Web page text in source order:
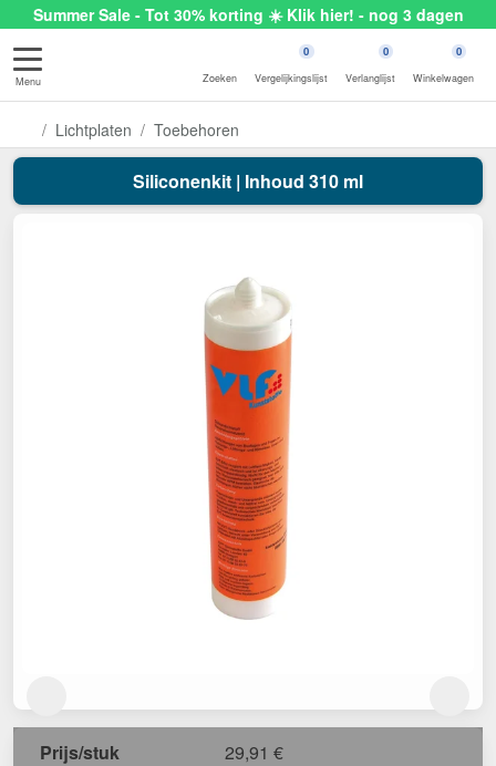
Summer Sale - Tot 30% korting ☀️ Klik hier! - nog 3 dagen
Menu Zoeken
0
Vergelijkingslijst
0
Verlanglijst
0
Winkelwagen
Lichtplaten Toebehoren
Siliconenkit | Inhoud 310 ml
Prijs/stuk 29,91 €